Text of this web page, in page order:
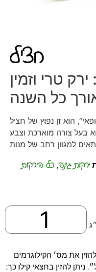
חציל
טרי וזמין
הוא זן נפוץ של חציל
בעל צורה מוארכת וצבע
ירקות גינה,כל הירקות
את מס׳ הקילוגרמים
ניתן להזין בחצאי קילו כך: